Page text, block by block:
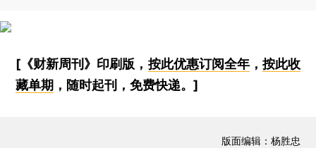
[《财新周刊》印刷版， 按此优惠订阅全年， 按此收
藏单期 ，随时起刊，免费快递。]
版面编辑：杨胜忠